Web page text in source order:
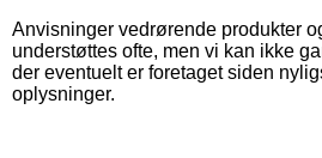
Anvisninger vedrørende produkter
understøttes ofte, men vi kan ikke
der eventuelt er foretaget siden
oplysninger.